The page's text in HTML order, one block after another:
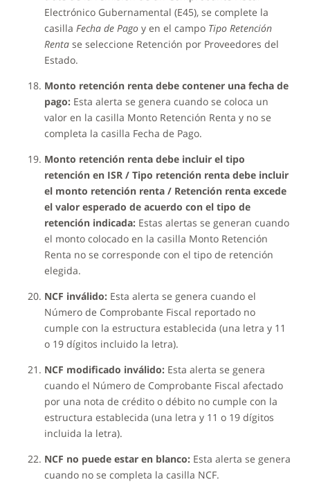
Electrónico Gubernamental (E45), se complete la
casilla Fecha de Pagoy en el campo Tipo Retención
Rentase seleccione Retención por Proveedores del
Estado.
Monto retención renta debe contener una fecha de
pago: Esta alerta se genera cuando se coloca un
valor en la casilla Monto Retención Renta y no se
completa la casilla Fecha de Pago.
Monto retención renta debe incluir el tipo
retención en ISR / Tipo retención renta debe incluir
el monto retención renta / Retención renta excede
el valor esperado de acuerdo con el tipo de
retención indicada:Estas alertas se generan cuando
el monto colocado en la casilla Monto Retención
Renta no se corresponde con el tipo de retención
elegida.
NCF inválido:Esta alerta se genera cuando el
Número de Comprobante Fiscal reportado no
cumple con la estructura establecida (una letra y 11
o 19 dígitos incluido la letra).
NCF modificado inválido:Esta alerta se genera
cuando el Número de Comprobante Fiscal afectado
por una nota de crédito o débito no cumple con la
estructura establecida (una letra y 11 o 19 dígitos
incluida la letra).
NCF no puede estar en blanco:Esta alerta se genera
cuando no se completa la casilla NCF.